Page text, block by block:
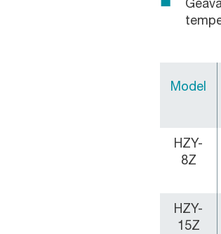
Model
HZY-
8Z
HZY-
15Z